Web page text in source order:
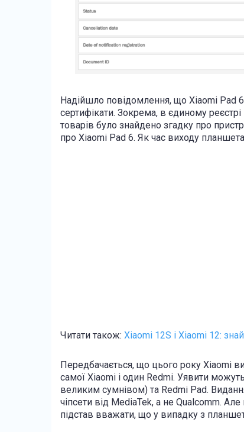
Надійшло повідомлення, що Xiaomi Pad
сертифікати. Зокрема, в єдиному
товарів було знайдено згадку про
про Xiaomi Pad 6. Як час виходу
Читати також: Xiaomi 12S і Xiaomi 12:
Передбачається, що цього року Xiaomi
самої Xiaomi і один Redmi. Уявити
великим сумнівом) та Redmi Pad.
чіпсети від MediaTek, а не Qualcomm.
підстав вважати, що у випадку з